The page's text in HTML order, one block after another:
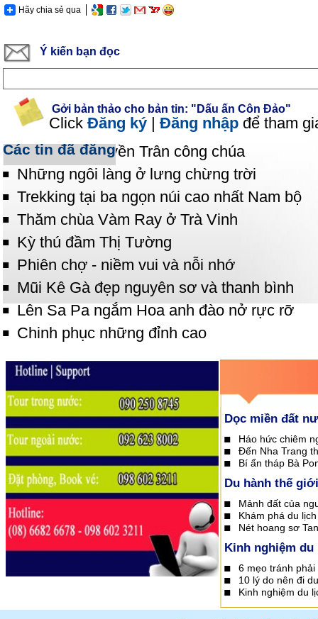
Hãy chia sẻ qua
Ý kiến bạn đọc
Gởi bản thảo cho bản tin: "Dấu ấn Côn Đảo"
Click Đăng ký | Đăng nhập để tham
Các tin đã đăng
Thăm đền Huyền Trân công chúa
Những ngôi làng ở lưng chừng trời
Trekking tại ba ngọn núi cao nhất Nam bộ
Thăm chùa Vàm Ray ở Trà Vinh
Kỳ thú đầm Thị Tường
Phiên chợ - niềm vui và nỗi nhớ
Mũi Kê Gà đẹp nguyên sơ và thanh bình
Lên Sa Pa ngắm Hoa anh đào nở rực rỡ
Chinh phục những đỉnh cao
Dọc miền đất
Háo hức chiêm
Đến Nha Trang
Bí ẩn tháp Bà
Du hành thế giới
Mảnh đất của
Khám phá du
Nét hoang sơ
Kinh nghiệm du
6 mẹo tránh
10 lý do nên đi
Kinh nghiệm du